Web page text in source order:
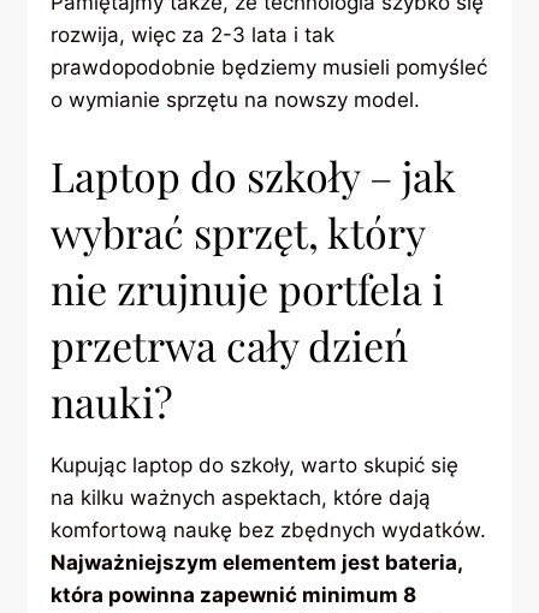
rozwija, więc za 2-3 lata i tak
prawdopodobnie będziemy musieli pomyśleć
o wymianie sprzętu na nowszy model.
Laptop do szkoły – jak
wybrać sprzęt, który
nie zrujnuje portfela i
przetrwa cały dzień
nauki?
Kupując laptop do szkoły, warto skupić się
na kilku ważnych aspektach, które dają
komfortową naukę bez zbędnych wydatków.
Najważniejszym elementem jest bateria,
która powinna zapewnić minimum 8